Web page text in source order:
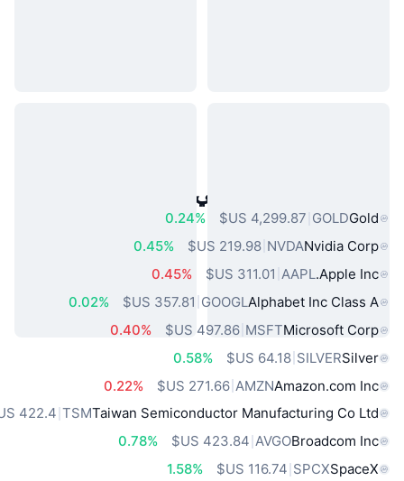
أصول العالم الحقيقي الشائعة
Gold
GOLD
0.24%
Nvidia Corp
NVDA
‏219.98 US$
0.45%
Apple Inc.
AAPL
0.45%
Alphabet Inc Class A
GOOGL
0.02%
Microsoft Corp
MSFT
‏497.86 US$
0.40%
Silver
SILVER
‏64.18 US$
0.58%
Amazon.com Inc
AMZN
‏271.66 US$
0.22%
Taiwan Semiconductor Manufacturing Co Ltd
TSM
Broadcom Inc
AVGO
0.78%
SpaceX
SPCX
1.58%